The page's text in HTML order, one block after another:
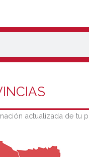
actualizada de tu